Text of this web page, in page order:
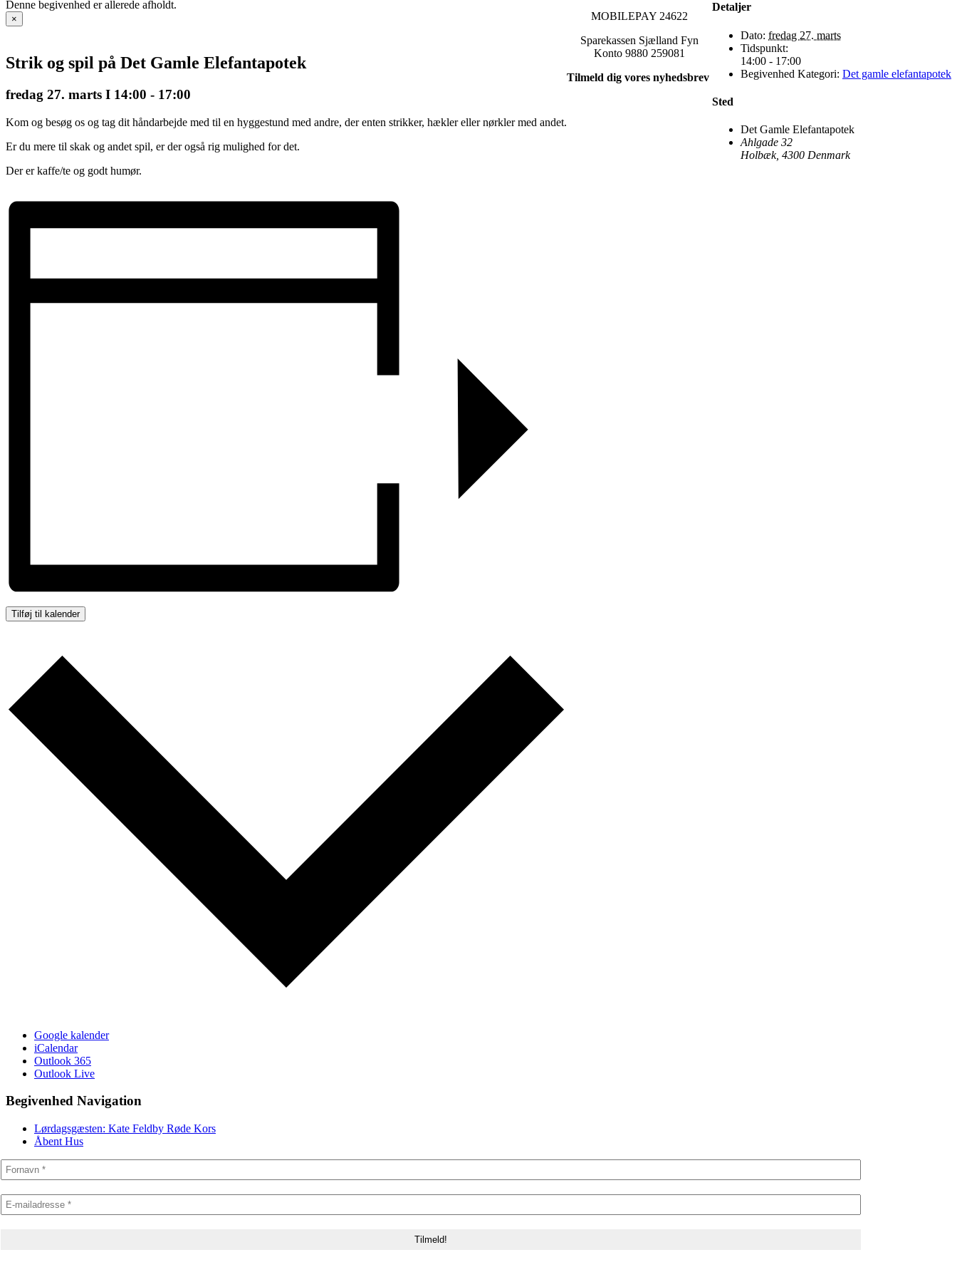
Denne begivenhed er allerede afholdt.
×
Strik og spil på Det Gamle Elefantapotek
fredag 27. marts I 14:00 - 17:00
Kom og besøg os og tag dit håndarbejde med til en hyggestund med andre, der enten strikker, hækler eller nørkler med andet.
Er du mere til skak og andet spil, er der også rig mulighed for det.
Der er kaffe/te og godt humør.
Tilføj til kalender
Google kalender
iCalendar
Outlook 365
Outlook Live
Begivenhed Navigation
Lørdagsgæsten: Kate Feldby Røde Kors
Åbent Hus
Detaljer
Dato: fredag 27. marts
Tidspunkt:
14:00 - 17:00
Begivenhed Kategori: Det gamle elefantapotek
Sted
Det Gamle Elefantapotek
Ahlgade 32
Holbæk, 4300 Denmark
MOBILEPAY 24622
Sparekassen Sjælland Fyn
Konto 9880 259081
Tilmeld dig vores nyhedsbrev